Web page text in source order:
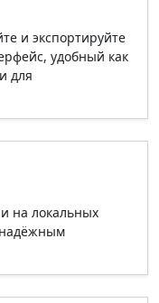
и экспортируйте
удобный как
для
на локальных
надёжным